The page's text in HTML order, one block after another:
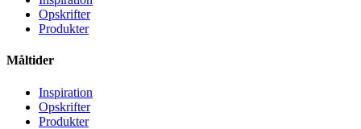
Opskrifter
Produkter
Måltider
Inspiration
Opskrifter
Produkter